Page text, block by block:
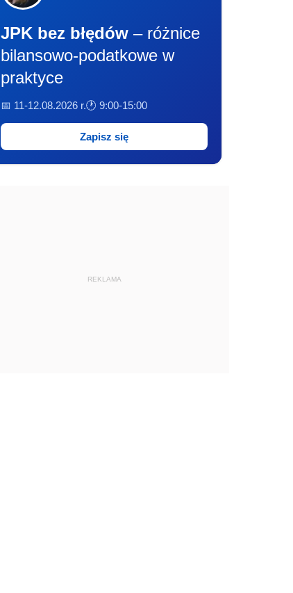
JPK bez błędów – różnice
bilansowo-podatkowe w
praktyce
📅 11-12.08.2026 r.🕐 9:00-15:00
Zapisz się
REKLAMA